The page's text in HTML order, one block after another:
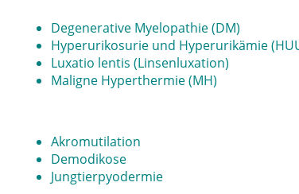
Degenerative Myelopathie (DM)
Hyperurikosurie und Hyperurikämie
Luxatio lentis (Linsenluxation)
Maligne Hyperthermie (MH)
Akromutilation
Demodikose
Jungtierpyodermie